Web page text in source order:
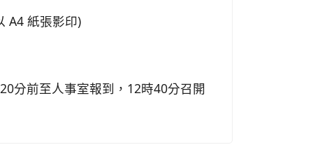
A4 紙張影印)
分前至人事室報到，12時40分召開